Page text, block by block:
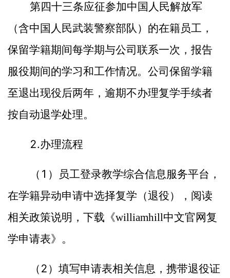
第四十三条应征参加中国人民解放军
（含中国人民武装警察部队）的在籍员工，
保留学籍期间每学期与公司联系一次，报告
服役期间的学习和工作情况。公司保留学籍
至退出现役后两年，逾期不办理复学手续者
按自动退学处理。
2.办理流程
（ 1 ）员工登录教学综合信息服务平台，
在学籍异动申请中选择复学（退役），阅读
相关政策说明，下载《williamhill中文官网复
学申请表》。
（ 2 ）填写申请表相关信息，携带退役证